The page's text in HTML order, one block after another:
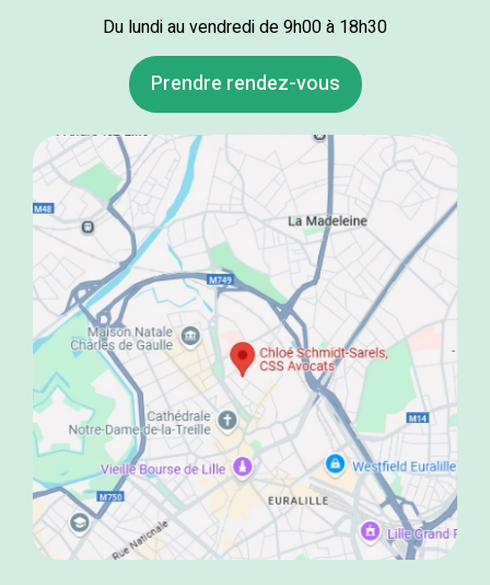
Du lundi au vendredi de 9h00 à 18h30
Prendre rendez-vous